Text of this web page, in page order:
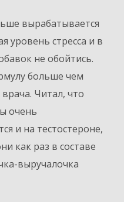
вырабатывается
уровень стресса и в
не обойтись.
больше чем
Читал, что
очень
и на тестостероне,
как раз в составе
выручалочка